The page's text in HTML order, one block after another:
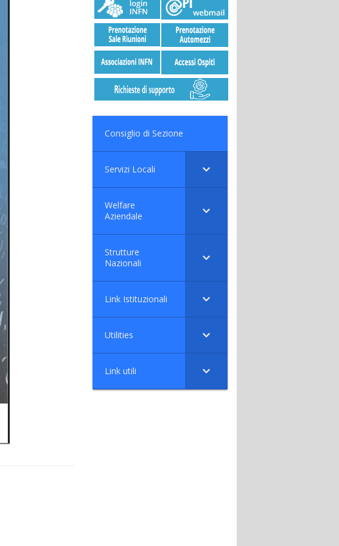
Consiglio di Sezione
Servizi Locali
Welfare
Aziendale
Strutture
Nazionali
Link Istituzionali
Utilities
Link utili